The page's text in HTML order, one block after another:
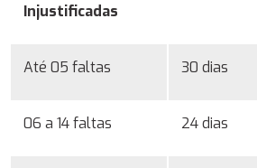
Injustificadas
Até 05 faltas 30 dias
06 a 14 faltas 24 dias